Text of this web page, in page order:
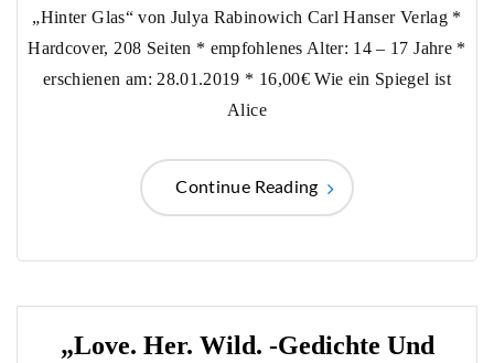
„Hinter Glas“ von Julya Rabinowich Carl Hanser Verlag *
Hardcover, 208 Seiten * empfohlenes Alter: 14 – 17 Jahre *
erschienen am: 28.01.2019 * 16,00€ Wie ein Spiegel ist
Alice
Continue Reading
„Love. Her. Wild. -Gedichte Und